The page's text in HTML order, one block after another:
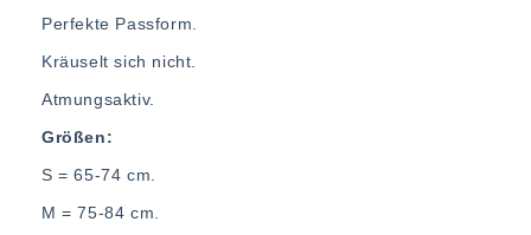
Perfekte Passform.
Kräuselt sich nicht.
Atmungsaktiv.
Größen:
S = 65-74 cm.
M = 75-84 cm.